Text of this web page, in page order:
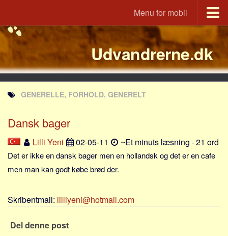
Menu for mobil
Portal
Udvandrerne.dk
Utvandrerne.no
Utvandrarna.se
Tyskland.dk
England.dk
JLKM.dk
Lande
Spanien
Udvandrerne.dk
GENERELLE, FORHOLD, GENERELT
Dansk bager
Lilli Yeni 02-05-11 ~Et minuts læsning · 21 ord
Det er ikke en dansk bager men en hollandsk og det er en cafe
men man kan godt købe brød der.
Skribentmail: lilliyeni@hotmail.com
Del denne post